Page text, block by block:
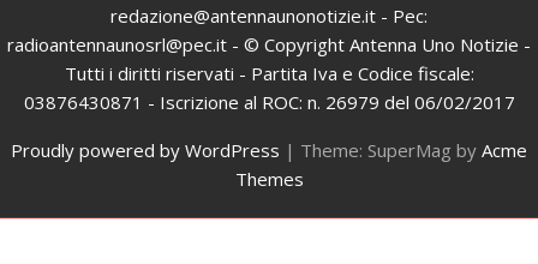
redazione@antennaunonotizie.it - Pec:
radioantennaunosrl@pec.it - © Copyright Antenna Uno Notizie -
Tutti i diritti riservati - Partita Iva e Codice fiscale:
03876430871 - Iscrizione al ROC: n. 26979 del 06/02/2017
Proudly powered by WordPress | Theme: SuperMag by Acme
Themes